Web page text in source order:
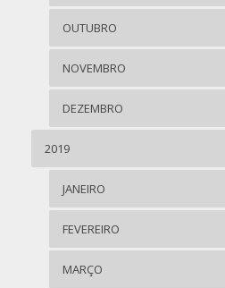
OUTUBRO
NOVEMBRO
DEZEMBRO
2019
JANEIRO
FEVEREIRO
MARÇO